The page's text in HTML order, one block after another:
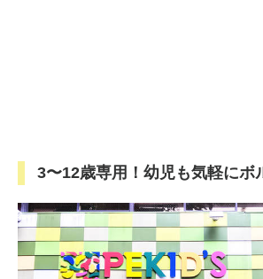
3〜12歳専用！幼児も気軽にボ